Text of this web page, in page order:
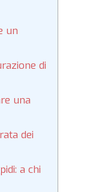
un
di
una
dei
a chi